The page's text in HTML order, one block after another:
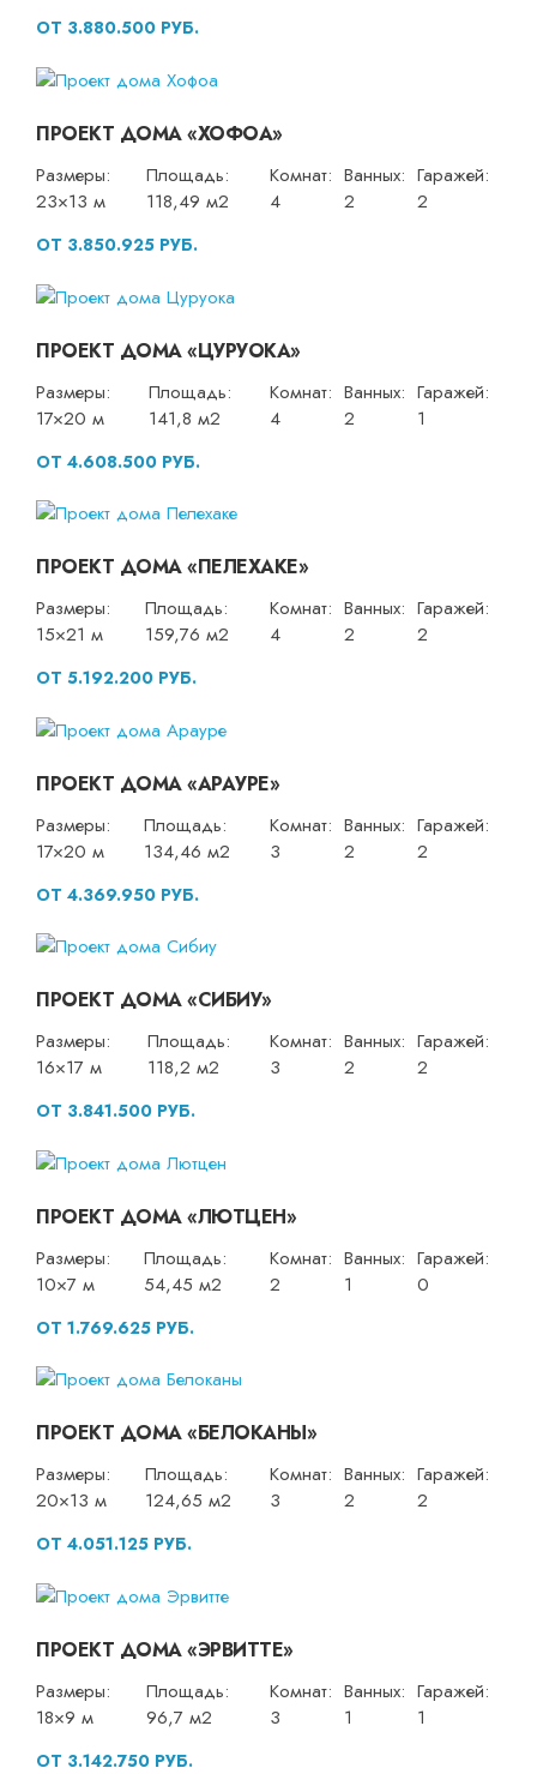
ОТ 3.880.500 РУБ.
ПРОЕКТ ДОМА «ХОФОА»
Размеры:
23×13 м
Площадь:
118,49 м2
Комнат:
4
Ванных:
2
Гаражей:
2
ОТ 3.850.925 РУБ.
ПРОЕКТ ДОМА «ЦУРУОКА»
Размеры:
17×20 м
Площадь:
141,8 м2
Комнат:
4
Ванных:
2
Гаражей:
1
ОТ 4.608.500 РУБ.
ПРОЕКТ ДОМА «ПЕЛЕХАКЕ»
Размеры:
15×21 м
Площадь:
159,76 м2
Комнат:
4
Ванных:
2
Гаражей:
2
ОТ 5.192.200 РУБ.
ПРОЕКТ ДОМА «АРАУРЕ»
Размеры:
17×20 м
Площадь:
134,46 м2
Комнат:
3
Ванных:
2
Гаражей:
2
ОТ 4.369.950 РУБ.
ПРОЕКТ ДОМА «СИБИУ»
Размеры:
16×17 м
Площадь:
118,2 м2
Комнат:
3
Ванных:
2
Гаражей:
2
ОТ 3.841.500 РУБ.
ПРОЕКТ ДОМА «ЛЮТЦЕН»
Размеры:
10×7 м
Площадь:
54,45 м2
Комнат:
2
Ванных:
1
Гаражей:
0
ОТ 1.769.625 РУБ.
ПРОЕКТ ДОМА «БЕЛОКАНЫ»
Размеры:
20×13 м
Площадь:
124,65 м2
Комнат:
3
Ванных:
2
Гаражей:
2
ОТ 4.051.125 РУБ.
ПРОЕКТ ДОМА «ЭРВИТТЕ»
Размеры:
18×9 м
Площадь:
96,7 м2
Комнат:
3
Ванных:
1
Гаражей:
1
ОТ 3.142.750 РУБ.